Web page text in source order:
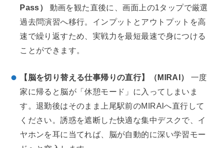
Pass）
動画を観た直後に、画面上の1タップで厳選
過去問演習へ移行。インプットとアウトプットを高
速で繰り返すため、実戦力を最短最速で身につける
ことができます。
【脳を切り替える仕事帰りの直行】（MIRAI）
一度
家に帰ると脳が「休憩モード」に入ってしまいま
す。退勤後はそのまま上尾駅前のMIRAIへ直行して
ください。誘惑を遮断した快適な集中デスクで、イ
ヤホンを耳に当てれば、脳が自動的に深い学習モー